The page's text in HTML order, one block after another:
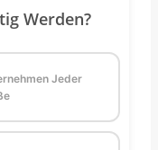
Werden?
Jeder